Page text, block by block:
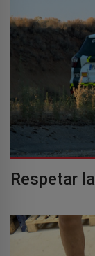
Respetar